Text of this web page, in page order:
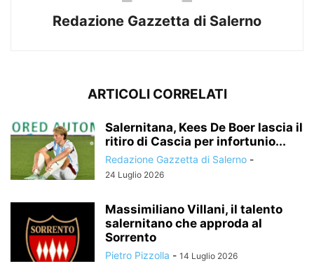
Redazione Gazzetta di Salerno
ARTICOLI CORRELATI
Salernitana, Kees De Boer lascia il
ritiro di Cascia per infortunio...
Redazione Gazzetta di Salerno -
24 Luglio 2026
Massimiliano Villani, il talento
salernitano che approda al
Sorrento
Pietro Pizzolla - 14 Luglio 2026